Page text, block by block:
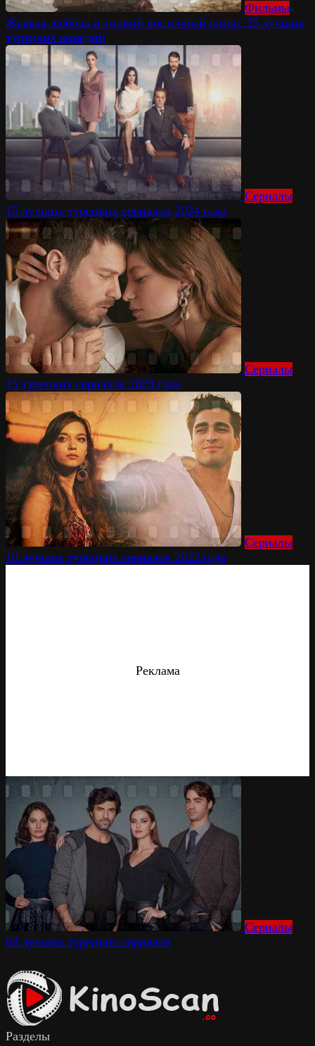
Фильмы
Жаркая любовь и тонкий восточный юмор: 25 лучших
турецких комедий
Сериалы
15 лучших турецких сериалов 2024 года
Сериалы
15 турецких сериалов 2023 года
Сериалы
10 лучших турецких сериалов 2022 года
Реклама
Сериалы
68 лучших турецких сериалов
Разделы